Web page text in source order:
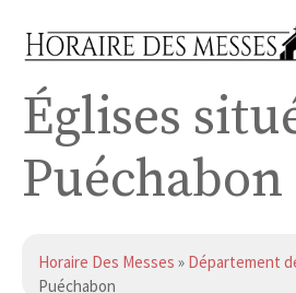
Églises
Puéchabon
Horaire Des Messes » Département
Puéchabon